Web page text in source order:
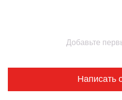
Добавьте
Написать